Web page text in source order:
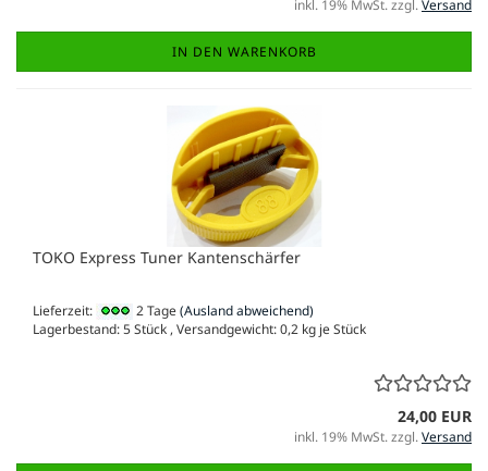
inkl. 19% MwSt. zzgl.Versand
IN DEN WARENKORB
TOKO Express Tuner Kantenschärfer
Lieferzeit: 2 Tage(Ausland abweichend)
Lagerbestand: 5 Stück , Versandgewicht:0,2 kg je Stück
24,00 EUR
inkl. 19% MwSt. zzgl.Versand